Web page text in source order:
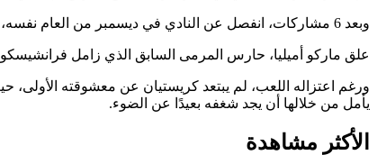
وبعد 6 مشاركات، انفصل عن النادي في ديسمبر من العام نفسه، ليقرر بعد أشهر قليلة من دون نادٍ طي صفحته كلاعب كرة قدم.
علق ماركو أميليا، حارس المرمى السابق الذي زامل
ورغم اعتزاله اللعب، لم يبتعد كريستيان عن معشوقته
يأمل من خلالها أن يجد شغفه بعيدًا عن الضوء.
الأكثر مشاهدة